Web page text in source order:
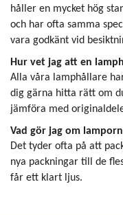
håller en mycket hög
och har ofta samma
vara godkänt vid
Hur vet jag att en
Alla våra lamphållare
dig gärna hitta rätt om
jämföra med
Vad gör jag om
Det tyder ofta på att
nya packningar till de
får ett klart ljus.